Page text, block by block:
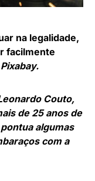
na legalidade,
facilmente
Couto,
de 25 anos de
algumas
com a